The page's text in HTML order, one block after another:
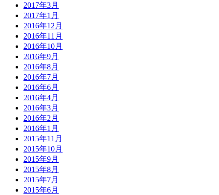
2017年3月
2017年1月
2016年12月
2016年11月
2016年10月
2016年9月
2016年8月
2016年7月
2016年6月
2016年4月
2016年3月
2016年2月
2016年1月
2015年11月
2015年10月
2015年9月
2015年8月
2015年7月
2015年6月